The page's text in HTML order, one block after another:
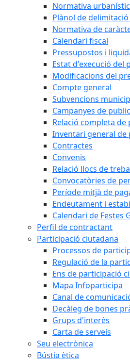
Normativa
Plànol de
Normativa de
Calendari fiscal
Pressupostos i
Estat d'execució del
Modificacions del
Compte general
Subvencions
Campanyes de
Relació completa de
Inventari general de
Contractes
Convenis
Relació llocs de
Convocatòries de
Període mitjà de
Endeutament i
Calendari de Festes
Perfil de contractant
Participació ciutadana
Processos de
Regulació de la
Ens de participació
Mapa Infoparticipa
Canal de
Decàleg de bones
Grups d'interès
Carta de serveis
Seu electrònica
Bústia ètica